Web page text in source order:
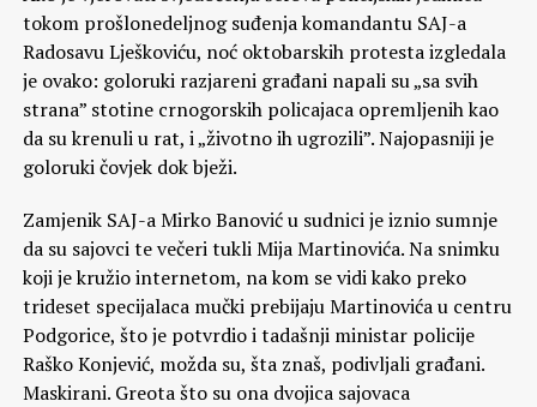
tokom prošlonedeljnog suđenja komandantu SAJ-a
Radosavu Lješkoviću, noć oktobarskih protesta izgledala
je ovako: goloruki razjareni građani napali su „sa svih
strana” stotine crnogorskih policajaca opremljenih kao
da su krenuli u rat, i „životno ih ugrozili”. Najopasniji je
goloruki čovjek dok bježi.
Zamjenik SAJ-a Mirko Banović u sudnici je iznio sumnje
da su sajovci te večeri tukli Mija Martinovića. Na snimku
koji je kružio internetom, na kom se vidi kako preko
trideset specijalaca mučki prebijaju Martinovića u centru
Podgorice, što je potvrdio i tadašnji ministar policije
Raško Konjević, možda su, šta znaš, podivljali građani.
Maskirani. Greota što su ona dvojica sajovaca